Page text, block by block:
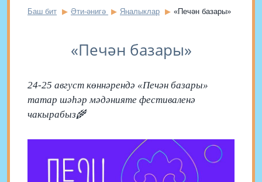
Баш бит Әти-әнигә Яңалыклар «Печән базары»
«Печән базары»
24-25 август көннәрендә «Печән базары»
татар шәһәр мәдәнияте фестиваленә
чакырабыз🌾